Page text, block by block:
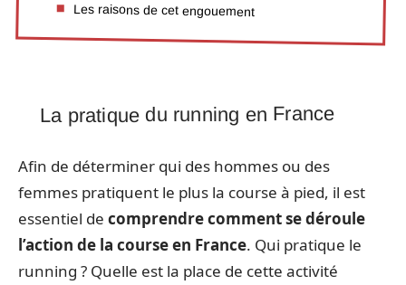
Les raisons de cet engouement
La pratique du running en France
Afin de déterminer qui des hommes ou des
femmes pratiquent le plus la course à pied, il est
essentiel de comprendre comment se déroule
l’action de la course en France. Qui pratique le
running ? Quelle est la place de cette activité